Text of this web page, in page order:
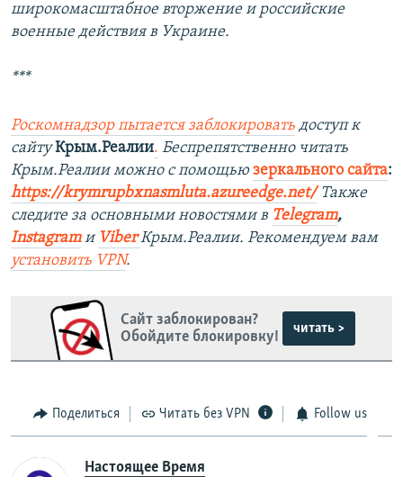
широкомасштабное вторжение и российские
военные действия в Украине.
***
Роскомнадзор пытается заблокировать доступ к
сайтуКрым.Реалии. Беспрепятственно читать
Крым.Реалии можно с помощью зеркального сайта:
https://krymrupbxnasmluta.azureedge.net/ Также
следите за основными новостями в Telegram,
Instagram и ViberКрым.Реалии. Рекомендуем вам
установить VPN.
Сайт заблокирован?
Обойдите блокировку!
читать >
Поделиться Читать без VPN Follow us
Настоящее Время